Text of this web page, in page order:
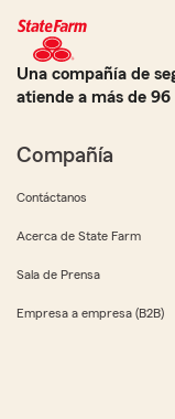
Una compañía de
atiende a más de
Compañía
Contáctanos
Acerca de State Farm
Sala de Prensa
Empresa a empresa (B2B)